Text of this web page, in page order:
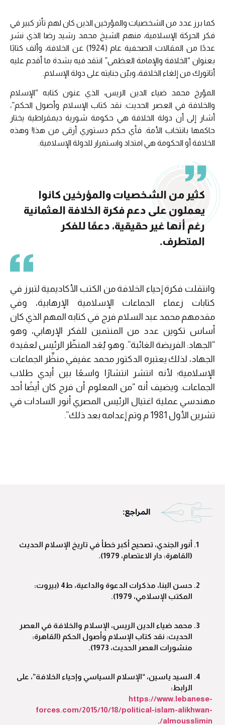
كما برز عدد من الشخصيات والمؤرخين الذين كان لهم تأثر كبير في
فكر الحركة الإسلامية، منهم الشيخ محمد رشيد رضا الذي نشر
عددًا من المقالات الصحفية عام (1924) عن الخلافة، وألف كتابًا
بعنوان “الخلافة والإمامة العظمى” انتقد فيه بشدة ما أقدم عليه
أتاتورك من إلغاء الخلافة، وبيّن جنايته على دولة الإسلام.
المؤرخ محمد ضياء الدين الريس، الذي عنون كتابه “الإسلام
والخلافة في العصر الحديث: نقد كتاب الإسلام وأصول الحكم”،
أشار إلى أن دولة الخلافة هي حكومة شورية ديمقراطية يختار
حاكمها بانتخاب الأمة. فأي حكم دستوري أرقى من هذا! وهذه
الخلافة أو الحكومة هي امتداد واستمرار للدولة الإسلامية.
كثير من الشخصيات والمؤرخين كانوا
يعملون على دعم فكرة الخلافة العثمانية
رغم أنها غير حقيقية، دعمًا للفكر
المتطرف.
وانتقلت فكرة إحياء الخلافة من الكتب الأكاديمية لتبرز في
كتابات زعماء الجماعات الإسلامية الإرهابية، وفي
مقدمهم محمد عبد السلام فرج في كتابه المهم الذي كان
أساس تكوين عدد من المنتمين للفكر الإرهابي، وهو
“الجهاد: الفريضة الغائبة”. وهو يُعَد المنظّر الرئيس لعقيدة
الجهاد، لذلك يعتبره الدكتور محمد عفيفي منظِّر الجماعات
الإسلامية؛ لأنه انتشر انتشارًا واسعًا بين أيدي طلاب
الجماعات. ويضيف أنه “من المعلوم أن فرج كان أيضًا أحد
مهندسي عملية اغتيال الرئيس المصري أنور السادات في
تشرين الأول 1981 م وتم إعدامه بعد ذلك”.
أنور الجندي، تصحيح أكبر خطأ في تاريخ الإسلام الحديث
(القاهرة: دار الاعتصام، 1979).
حسن البنا، مذكرات الدعوة والداعية، ط4 (بيروت:
المكتب الإسلامي، 1979).
محمد ضياء الدين الريس، الإسلام والخلافة في العصر
الحديث: نقد كتاب الإسلام وأصول الحكم (القاهرة:
منشورات العصر الحديث، 1973).
السيد ياسين، “الإسلام السياسي وإحياء الخلافة”، على
الرابط:
https://www.lebanese-
forces.com/2015/10/18/political-islam-alikhwan-
almousslimin/
.